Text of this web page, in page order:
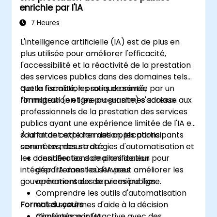
enrichie par l'IA
7 Heures
L'intelligence artificielle (IA) est de plus en
plus utilisée pour améliorer l'efficacité,
l'accessibilité et la réactivité de la prestation
des services publics dans des domaines tels
que la fiscalité, les soins de santé,
l'immigration et les programmes sociaux.
Cette formation pratique animée par un
formateur (en ligne ou sur site) s'adresse aux
professionnels de la prestation des services
publics ayant une expérience limitée de l'IA et
souhaitant explorer des applications
concrètes, des stratégies d'automatisation et
les considérations de planification pour
intégrer l'IA dans les services
gouvernementaux de première ligne.
À la fin de cette formation, les participants
seront en mesure de :
Identifier les domaines de leur
département où l'IA peut améliorer les
opérations des services publics.
Comprendre les outils d'automatisation
et les systèmes d'aide à la décision
Format du cours